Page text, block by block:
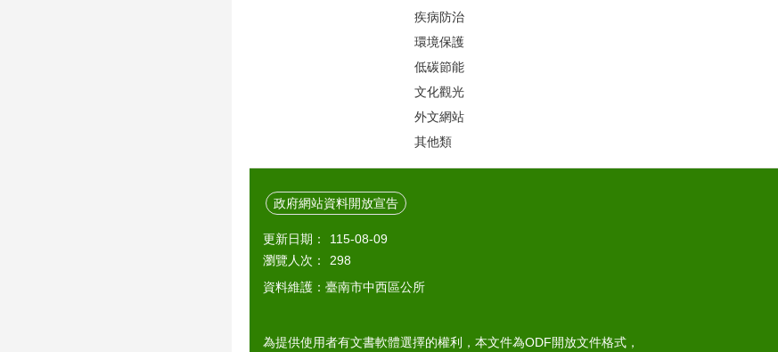
疾病防治
環境保護
低碳節能
文化觀光
外文網站
其他類
政府網站資料開放宣告
更新日期：
115-08-09
瀏覽人次：
298
資料維護：臺南市中西區公所
為提供使用者有文書軟體選擇的權利，本文件為ODF開放文件格式，